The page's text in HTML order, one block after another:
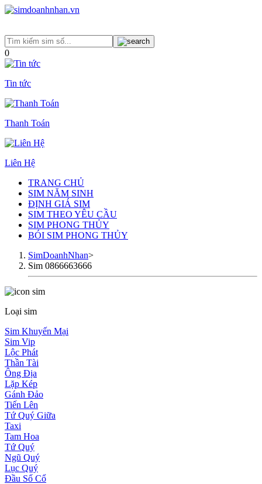
0
Tin tức
Thanh Toán
Liên Hệ
TRANG CHỦ
SIM NĂM SINH
ĐỊNH GIÁ SIM
SIM THEO YÊU CẦU
SIM PHONG THỦY
BÓI SIM PHONG THỦY
SimDoanhNhan>
Sim 0866663666
Loại sim
Sim Khuyến Mại
Sim Vip
Lộc Phát
Thần Tài
Ông Địa
Lặp Kép
Gánh Đảo
Tiến Lên
Tứ Quý Giữa
Taxi
Tam Hoa
Tứ Quý
Ngũ Quý
Lục Quý
Đầu Số Cổ